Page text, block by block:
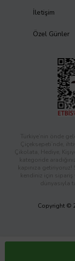
İletişim
Özel Günler
Türkiye’nin önde
Çiçeksepeti’nde,
Çikolata, Hediye,
kategoride
kapınıza
kendiniz için sipariş
dünyasıyla
Copyright ©